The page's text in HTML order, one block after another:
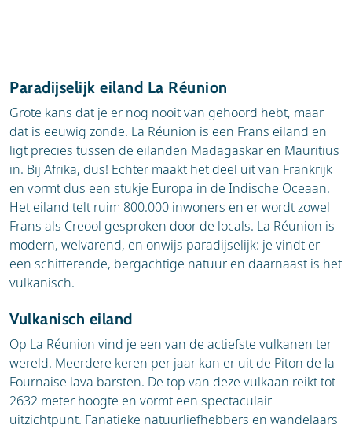
Paradijselijk eiland La Réunion
Grote kans dat je er nog nooit van gehoord hebt, maar
dat is eeuwig zonde. La Réunion is een Frans eiland en
ligt precies tussen de eilanden Madagaskar en Mauritius
in. Bij Afrika, dus! Echter maakt het deel uit van Frankrijk
en vormt dus een stukje Europa in de Indische Oceaan.
Het eiland telt ruim 800.000 inwoners en er wordt zowel
Frans als Creool gesproken door de locals. La Réunion is
modern, welvarend, en onwijs paradijselijk: je vindt er
een schitterende, bergachtige natuur en daarnaast is het
vulkanisch.
Vulkanisch eiland
Op La Réunion vind je een van de actiefste vulkanen ter
wereld. Meerdere keren per jaar kan er uit de Piton de la
Fournaise lava barsten. De top van deze vulkaan reikt tot
2632 meter hoogte en vormt een spectaculair
uitzichtpunt. Fanatieke natuurliefhebbers en wandelaars